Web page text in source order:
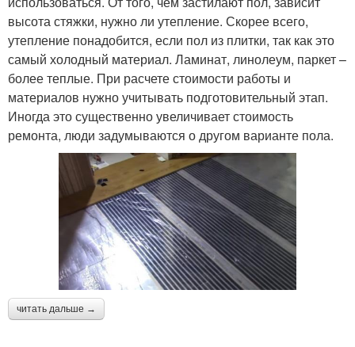
высота стяжки, нужно ли утепление. Скорее всего,
утепление понадобится, если пол из плитки, так как это
самый холодный материал. Ламинат, линолеум, паркет –
более теплые. При расчете стоимости работы и
материалов нужно учитывать подготовительный этап.
Иногда это существенно увеличивает стоимость
ремонта, люди задумываются о другом варианте пола.
читать дальше →